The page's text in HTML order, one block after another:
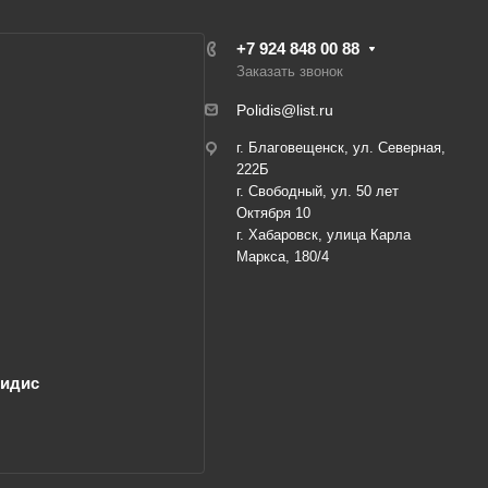
+7 924 848 00 88
Заказать звонок
Polidis@list.ru
г. Благовещенск, ул. Северная,
222Б
г. Свободный, ул. 50 лет
Октября 10
г. Хабаровск, улица Карла
Маркса, 180/4